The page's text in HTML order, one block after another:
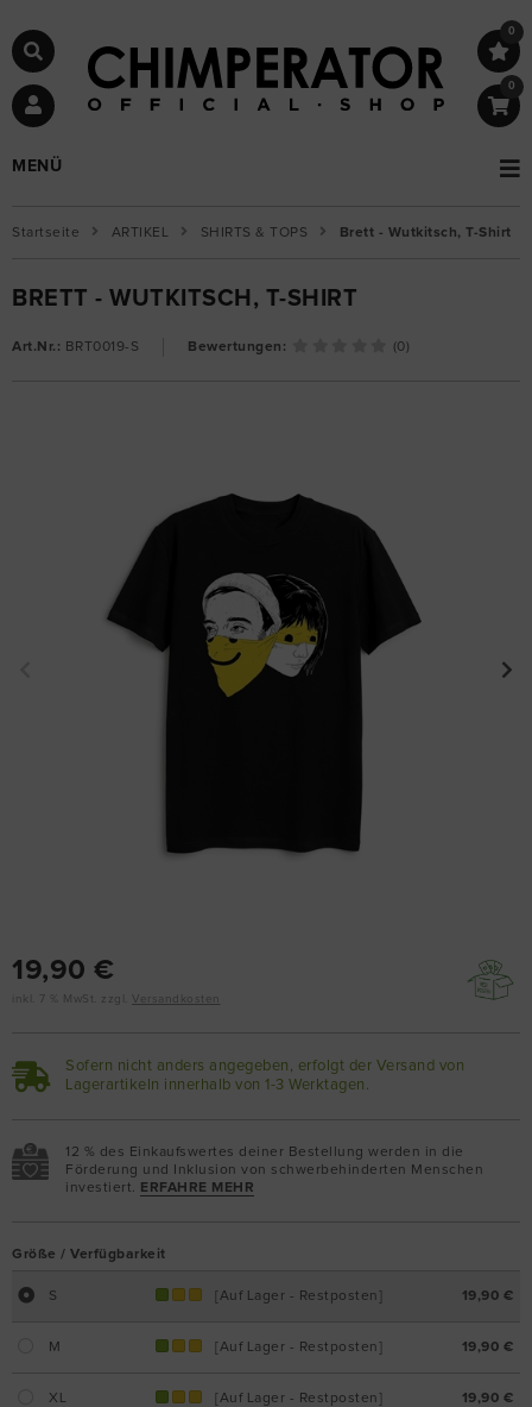
0
0
MENÜ
Startseite ARTIKEL SHIRTS & TOPS Brett - Wutkitsch, T-Shirt
BRETT - WUTKITSCH, T-SHIRT
Art.Nr.: BRT0019-S Bewertungen: (0)
19,90 €
inkl. 7 % MwSt. zzgl. Versandkosten
Sofern nicht anders angegeben, erfolgt der Versand von
Lagerartikeln innerhalb von 1-3 Werktagen.
12 % des Einkaufswertes deiner Bestellung werden in die
Förderung und Inklusion von schwerbehinderten Menschen
investiert. ERFAHRE MEHR
Größe / Verfügbarkeit
S [Auf Lager - Restposten] 19,90 €
M [Auf Lager - Restposten] 19,90 €
XL [Auf Lager - Restposten] 19,90 €